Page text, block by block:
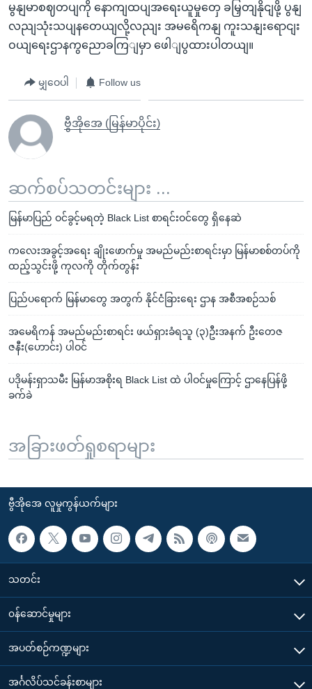
မွနျမာစဈတပျကို နောကျထပျအရေးယူမှုတှေ ခမြှတျနိုငျဖို့ ပွနျ
လညျသုံးသပျနတေယျလို့လညျး အမရေိကနျ ကူးသနျးရောငျး
ဝယျရေးဌာနကွညောခကြျမှာ ဖေါျပွထားပါတယျ။
မျှဝေပါ Follow us
ဗွီအိုအေ (မြန်မာပိုင်း)
ဆက်စပ်သတင်းများ ...
မြန်မာပြည် ဝင်ခွင့်မရတဲ့ Black List စာရင်းဝင်တွေ ရှိနေဆဲ
ကလေးအခွင့်အရေး ချိုးဖောက်မှု အမည်မည်းစာရင်းမှာ မြန်မာစစ်တပ်ကို
ထည့်သွင်းဖို့ ကုလကို တိုက်တွန်း
ပြည်ပရောက် မြန်မာတွေ အတွက် နိုင်ငံခြားရေး ဌာန အစီအစဉ်သစ်
အမေရိကန် အမည်မည်းစာရင်း ဖယ်ရှားခံရသူ (၃)ဦးအနက် ဦးတေဇ
ဇနီး(ဟောင်း) ပါဝင်
ပဒိုမန်းရှာသမီး မြန်မာအစိုးရ Black List ထဲ ပါဝင်မှုကြောင့် ဌာနေပြန်ဖို့
ခက်ခဲ
အခြားဖတ်ရှုစရာများ
ဗွီအိုအေ လူမှုကွန်ယက်များ
သတင်း
၀န်ဆောင်မှုများ
အပတ်စဉ်ကဏ္ဍများ
အင်္ဂလိပ်သင်ခန်းစာများ